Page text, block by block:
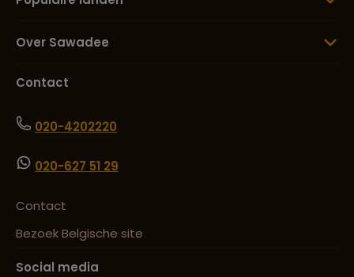
Over Sawadee
Contact
020-4202220
020-627 51 29
Contact
Bezoek Belgische site
Social media